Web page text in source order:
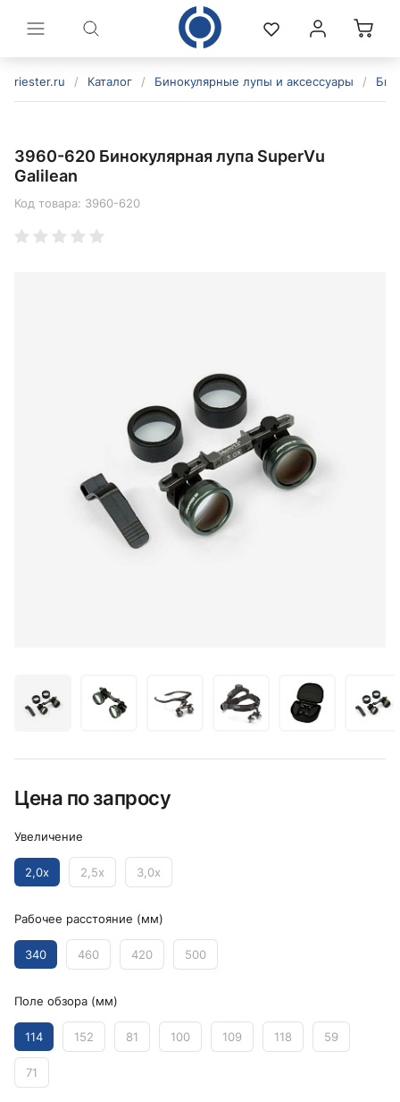
riester.ru / Каталог / Бинокулярные лупы и аксессуары /
3960-620 Бинокулярная лупа SuperVu
Galilean
Код товара: 3960-620
Цена по запросу
Увеличение
2,0x 2,5x 3,0x
Рабочее расстояние (мм)
340 460 420 500
Поле обзора (мм)
114 152 81 100 109 118 59
71